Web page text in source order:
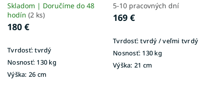
Skladom | Doručíme do 48
hodín (2 ks)
180 €
Tvrdosť: tvrdý
Nosnosť: 130 kg
Výška: 26 cm
5-10 pracovných dní
169 €
Tvrdosť: tvrdý / veľmi tvrdý
Nosnosť: 130 kg
Výška: 21 cm